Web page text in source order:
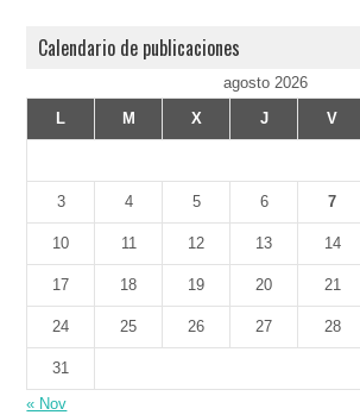
Calendario de publicaciones
agosto 2026
L
M X J V
3 4 5 6 7
10 11 12 13 14
17 18 19 20 21
24 25 26 27 28
31
« Nov